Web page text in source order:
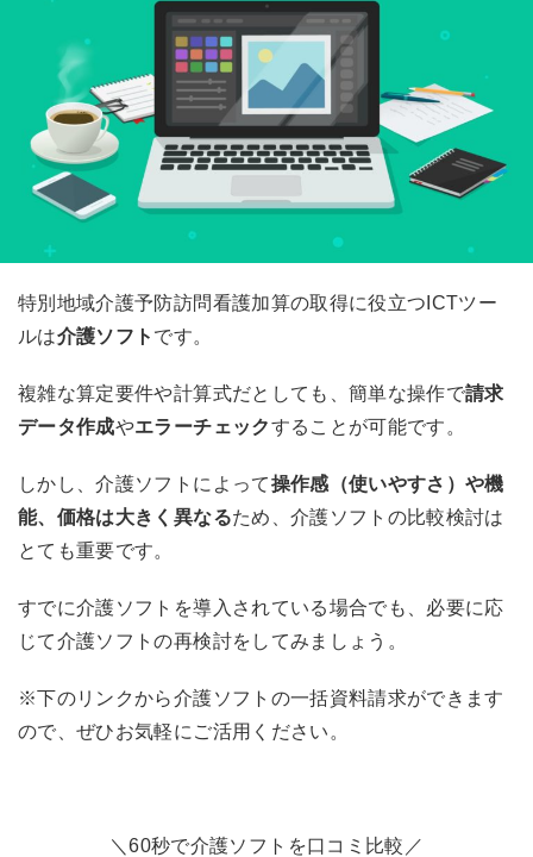
特別地域介護予防訪問看護加算の取得に役立つICTツー
ルは介護ソフト です。
複雑な算定要件や計算式だとしても、簡単な操作で請求
データ作成やエラーチェックすることが可能です。
しかし、介護ソフトによって操作感（使いやすさ）や機
能、価格は大きく異なるため、介護ソフトの比較検討は
とても重要です。
すでに介護ソフトを導入されている場合でも、必要に応
じて介護ソフトの再検討をしてみましょう。
※下のリンクから介護ソフトの一括資料請求ができます
ので、ぜひお気軽にご活用ください。
＼60秒で介護ソフトを口コミ比較／